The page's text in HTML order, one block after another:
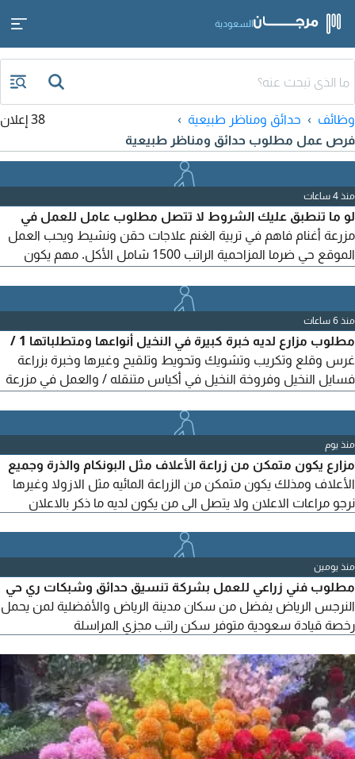
السعودية
وظائف
حدائق ومناظر طبيعية
فرص عمل مطلوب حدائق ومناظر طبيعية
38 إعلان
منذ 4 ساعات
لو ما تنطبق عليك الشروط لا تتصل مطلوب عامل للعمل في
مزرعة أغنام فاهم في تربية الغنم علاجات حقن ونشيط ويحب العمل
الموقع حي ضرما المزاحمية الراتب 1500 شامل الأكل. مهم يكون
منذ 6 ساعات
مطلوب مزارع لديه خبرة كبيرة في النخيل أنواعها ومتطلباتها 1 /
غرس وقلع وتكريب وتشويك وتحويط وتلقيح وغيرها وخبرة بزراعة
فسايل النخيل وفروخة النخيل في أكياس متنقله / والعمل في مزرعة
تقع في منطقة الرياض / محافظة الغاط / حي مليح / التواصل فقط
واتساب يرجى عدم الاتصال نهائيا
منذ يوم
مزارع يكون متمكن من زراعة الأعلاف مثل البونكام والذرة وجميع
الأعلاف ومذلك يكون متمكن من الزراعة المائيه مثل الازولا وغيرها
نرجو مراعات الاعلان ولا يتصل الى من يكون لديه ما ذكر بالاعلان
منذ يومين
مطلوب فني زراعي للعمل بشركة تنسيق حدائق وشبكات ري حي
النرجس الرياض يفضل من سكان مدينة الرياض والأفضلية لمن يحمل
رخصة قيادة سعودية متوفر سكن راتب مجزي المراسلة